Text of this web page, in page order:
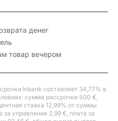
денег
товар вечером
Inbank составляет 34,77% в
сумма рассрочки 500 €,
ставка 12,99% от суммы
управление 2,99 €, плата за